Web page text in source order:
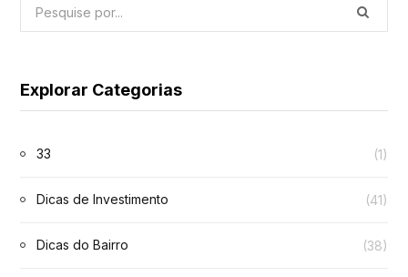
Explorar Categorias
33 (1)
Dicas de Investimento (41)
Dicas do Bairro (38)